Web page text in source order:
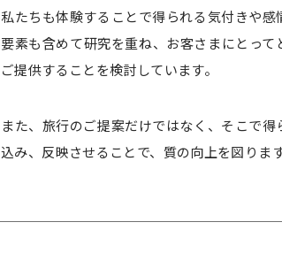
私たちも体験することで得られる気付きや
要素も含めて研究を重ね、お客さまにとって
ご提供することを検討しています。
また、旅行のご提案だけではなく、そこで
込み、反映させることで、質の向上を図ります